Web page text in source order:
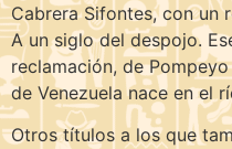
Cabrera Sifontes, con un
A un siglo del despojo.
reclamación, de
de Venezuela nace en el
Otros títulos a los que